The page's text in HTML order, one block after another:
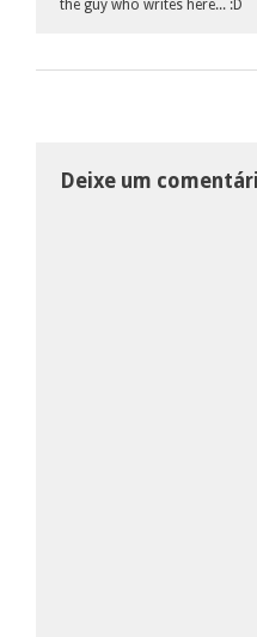
the guy who writes here... :D
Deixe um